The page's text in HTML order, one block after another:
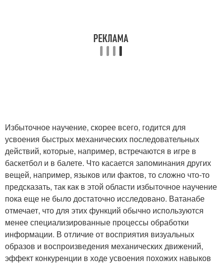
Избыточное научение, скорее всего, годится для
усвоения быстрых механических последовательных
действий, которые, например, встречаются в игре в
баскетбол и в балете. Что касается запоминания других
вещей, например, языков или фактов, то сложно что-то
предсказать, так как в этой области избыточное научение
пока еще не было достаточно исследовано. Ватанабе
отмечает, что для этих функций обычно используются
менее специализированные процессы обработки
информации. В отличие от восприятия визуальных
образов и воспроизведения механических движений,
эффект конкуренции в ходе усвоения похожих навыков